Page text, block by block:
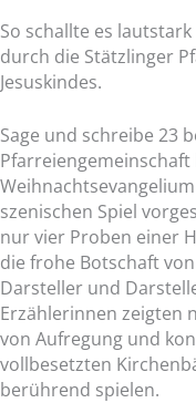
So schallte es
durch die Stätzlinger
Jesuskindes.
Sage und schreibe 23
Pfarreiengemeinschaft
szenischen Spiel
nur vier Proben einer
die frohe Botschaft
Darsteller und
Erzählerinnen zeigten
von Aufregung und
vollbesetzten
berührend spielen.